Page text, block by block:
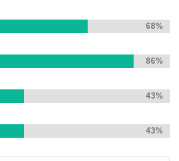
68%
86%
43%
43%